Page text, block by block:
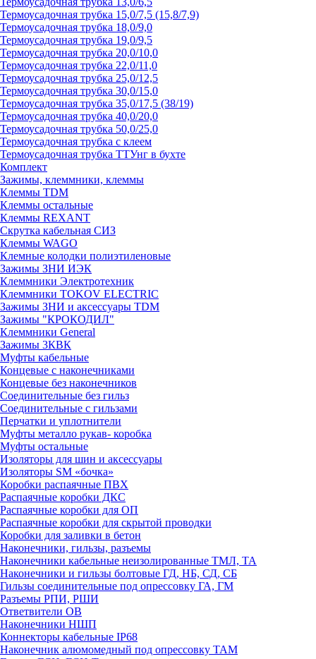
Термоусадочная трубка 15,0/7,5 (15,8/7,9)
Термоусадочная трубка 18,0/9,0
Термоусадочная трубка 19,0/9,5
Термоусадочная трубка 20,0/10,0
Термоусадочная трубка 22,0/11,0
Термоусадочная трубка 25,0/12,5
Термоусадочная трубка 30,0/15,0
Термоусадочная трубка 35,0/17,5 (38/19)
Термоусадочная трубка 40,0/20,0
Термоусадочная трубка 50,0/25,0
Термоусадочная трубка с клеем
Термоусадочная трубка ТТУнг в бухте
Комплект
Зажимы, клеммники, клеммы
Клеммы TDM
Клеммы остальные
Клеммы REXANT
Скрутка кабельная СИЗ
Клеммы WAGO
Клемные колодки полиэтиленовые
Зажимы ЗНИ ИЭК
Клеммники Электротехник
Клеммники TOKOV ELECTRIC
Зажимы ЗНИ и аксессуары TDM
Зажимы "КРОКОДИЛ"
Клеммники General
Зажимы 3КВК
Муфты кабельные
Концевые с наконечниками
Концевые без наконечников
Соединительные без гильз
Соединительные с гильзами
Перчатки и уплотнители
Муфты металло рукав- коробка
Муфты остальные
Изоляторы для шин и аксессуары
Изоляторы SM «бочка»
Коробки распаячные ПВХ
Распаячные коробки ДКС
Распаячные коробки для ОП
Распаячные коробки для скрытой проводки
Коробки для заливки в бетон
Наконечники, гильзы, разъемы
Наконечники кабельные неизолированные ТМЛ, ТА
Наконечники и гильзы болтовые ГД, НБ, СД, СБ
Гильзы соединительные под опрессовку ГА, ГМ
Разъемы РПИ, РШИ
Ответвители ОВ
Наконечники НШП
Коннекторы кабельные IP68
Наконечник алюмомедный под опрессовку ТАМ